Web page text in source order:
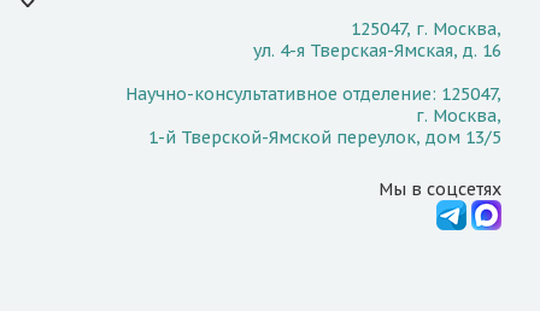
125047, г. Москва,
ул. 4-я Тверская-Ямская, д. 16
Научно-консультативное отделение: 125047,
г. Москва,
1-й Тверской-Ямской переулок, дом 13/5
Мы в соцсетях